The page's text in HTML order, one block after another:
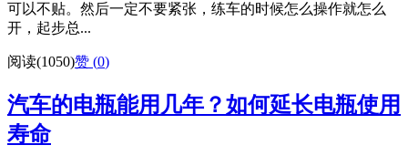
可以不贴。然后一定不要紧张，练车的时候怎么操作就怎么
开，起步总...
阅读(1050)赞 (0)
汽车的电瓶能用几年？如何延长电瓶使用
寿命